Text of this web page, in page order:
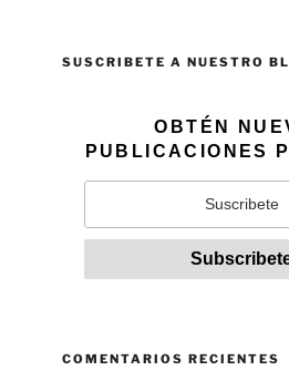
SUSCRIBETE A NUESTRO
OBTÉN
PUBLICACIONES
COMENTARIOS RECIENTES